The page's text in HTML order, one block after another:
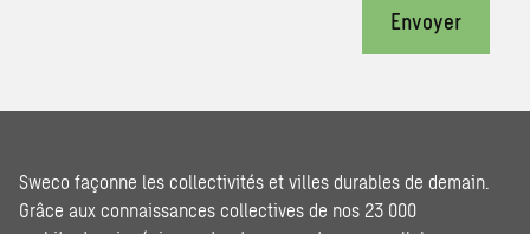
Envoyer
Sweco façonne les collectivités et villes durables de demain.
Grâce aux connaissances collectives de nos 23 000